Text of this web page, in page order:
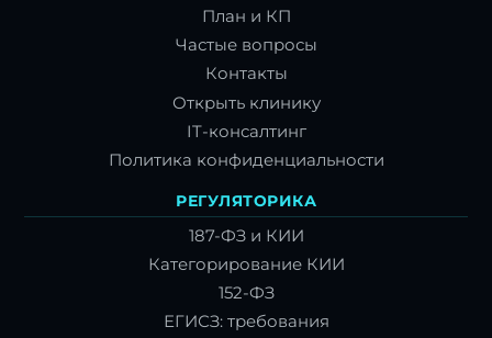
План и КП
Частые вопросы
Контакты
Открыть клинику
IT-консалтинг
Политика конфиденциальности
РЕГУЛЯТОРИКА
187-ФЗ и КИИ
Категорирование КИИ
152-ФЗ
ЕГИСЗ: требования